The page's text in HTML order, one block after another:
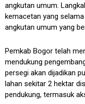
angkutan umum.
kemacetan yang
angkutan umum yang
Pemkab Bogor telah
mendukung
persegi akan dijadikan
lahan sekitar 2 hektar
pendukung, termasuk